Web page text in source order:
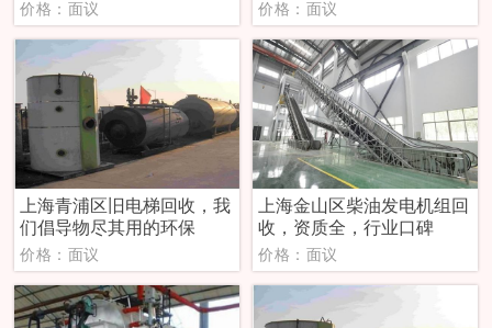
价格：面议 价格：面议
上海青浦区旧电梯回收，我
们倡导物尽其用的环保
价格：面议
上海金山区柴油发电机组回
收，资质全，行业口碑
价格：面议